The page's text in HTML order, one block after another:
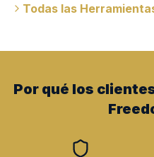
Todas las
Por qué los